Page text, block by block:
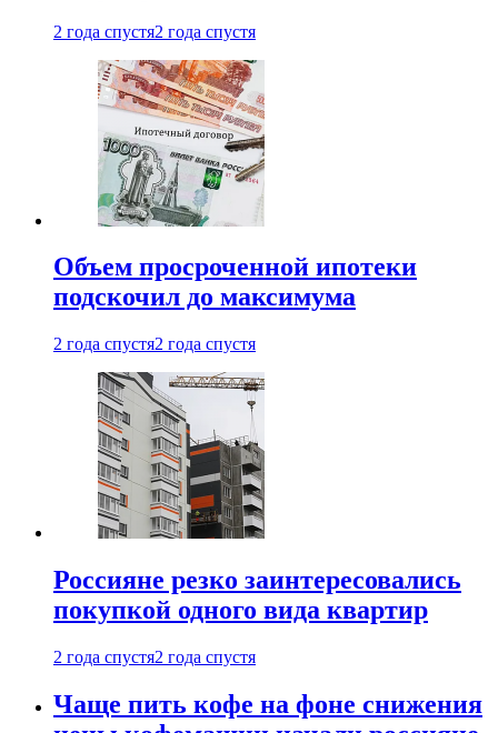
2 года спустя2 года спустя
Объем просроченной ипотеки
подскочил до максимума
2 года спустя2 года спустя
Россияне резко заинтересовались
покупкой одного вида квартир
2 года спустя2 года спустя
Чаще пить кофе на фоне снижения